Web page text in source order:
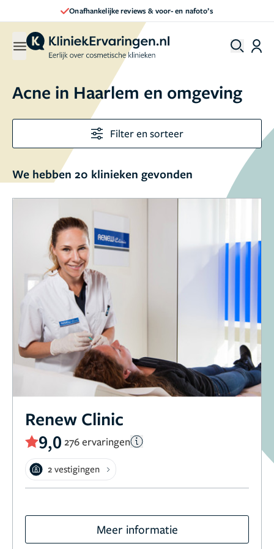
Direct een afspraak maken
Acne in Haarlem en omgeving
Filter en sorteer
We hebben 20 klinieken gevonden
Renew Clinic
9,0 276 ervaringen
2 vestigingen
Meer informatie